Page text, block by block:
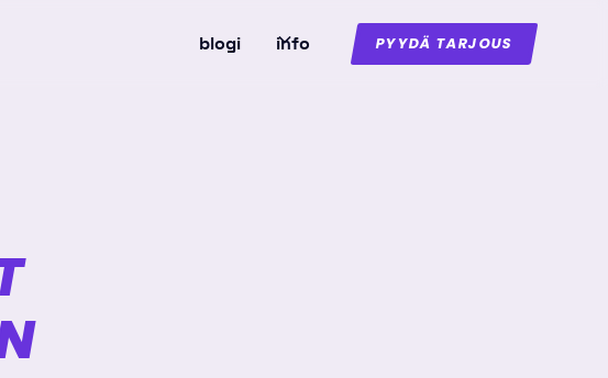
blogi info PYYDÄ TARJOUS